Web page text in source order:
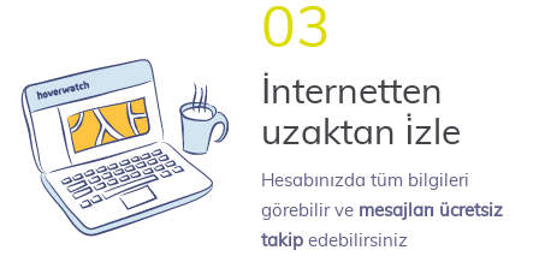
03
İnternetten
uzaktan i̇zle
Hesabınızda tüm bilgileri
görebilir ve mesajları ücretsiz
takipedebilirsiniz